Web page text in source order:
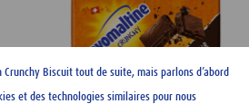
Biscuit tout de suite, mais parlons d’abord
et des technologies similaires pour nous